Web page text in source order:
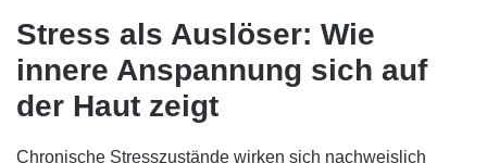
Stress als Auslöser: Wie
innere Anspannung sich auf
der Haut zeigt
Chronische Stresszustände wirken sich nachweislich